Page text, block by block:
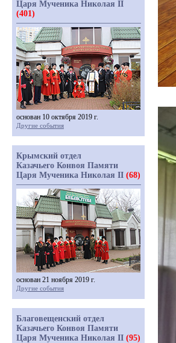
Царя Мученика Николая II
(401)
основан 10 октября 2019 г.
Другие события
Крымский отдел
Казачьего Конвоя Памяти
Царя Мученика Николая II (68)
основан 21 ноября 2019 г.
Другие события
Благовещенский отдел
Казачьего Конвоя Памяти
Царя Мученика Николая II (95)